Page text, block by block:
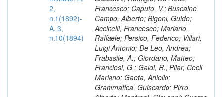
2,
n.1(1892)-
A. 3,
n.10(1894)
Francesco; Caputo, V.; Buscaino
Campo, Alberto; Bigoni, Guido;
Accinelli, Francesco; Mariano,
Raffaele; Persico, Federico; Villari,
Luigi Antonio; De Leo, Andrea;
Frabasile, A.; Giordano, Matteo;
Franciosi, G.; Galdi, R.; Pilar, Cecil
Mariano; Gaeta, Aniello;
Grammatica, Guiscardo; Pirro,